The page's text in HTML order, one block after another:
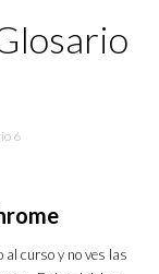
6
curso y no ves las